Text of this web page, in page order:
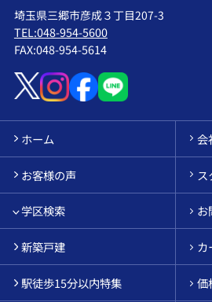
埼玉県三郷市彦成３丁目207-3
TEL:048-954-5600
FAX:048-954-5614
ホーム 会
お客様の声
学区検索 お
新築戸建 カ
駅徒歩15分以内特集 価